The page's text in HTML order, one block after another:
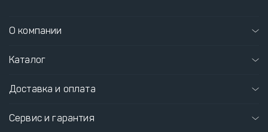
О компании
Каталог
Доставка и оплата
Сервис и гарантия